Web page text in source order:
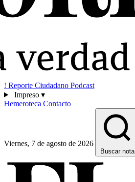
! Reporte Ciudadano Podcast
Impreso ▾
Hemeroteca Contacto
Viernes, 7 de agosto de 2026
Buscar nota